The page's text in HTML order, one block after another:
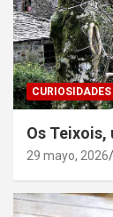
CURIOSIDADES
Os Teixois,
29 mayo, 2026